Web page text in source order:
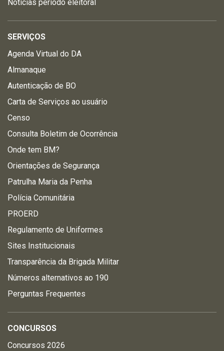
Notícias período eleitoral
SERVIÇOS
Agenda Virtual do DA
Almanaque
Autenticação de BO
Carta de Serviços ao usuário
Censo
Consulta Boletim de Ocorrência
Onde tem BM?
Orientações de Segurança
Patrulha Maria da Penha
Polícia Comunitária
PROERD
Regulamento de Uniformes
Sites Institucionais
Transparência da Brigada Militar
Números alternativos ao 190
Perguntas Frequentes
CONCURSOS
Concursos 2026